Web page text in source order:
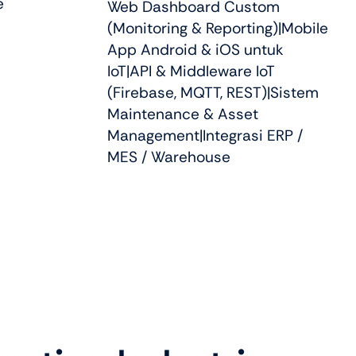
Web Dashboard Custom
(Monitoring & Reporting)|Mobile
App Android & iOS untuk
IoT|API & Middleware IoT
(Firebase, MQTT, REST)|Sistem
Maintenance & Asset
Management|Integrasi ERP /
MES / Warehouse